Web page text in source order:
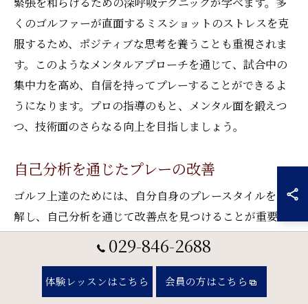
くのゴルファーが直面するミスショットのストレスを克
服するため、ポジティブな思考を養うことも重視されま
す。このようなメンタルアプローチを通じて、試合中の
集中力を高め、自信を持ってプレーすることができるよ
うになります。プロの指導のもと、メンタル面を鍛えつ
つ、技術面のさらなる向上を目指しましょう。
自己分析を通じたプレーの改善
ゴルフ上達のためには、自分自身のプレースタイルを理
解し、自己分析を通じて改善点を見つけることが重要で
す。茨城県で提供されるゴルフレッスンでは、インスト
ラクターの助けを借りながら、自分のスイングやショッ
トを客観的に解析する機会が豊富にあります。具体的に
は、スイングのビデオ解析や最新のシミュレーターを利
029-846-2688
体験レッスンはこちら 会員の方はこちら